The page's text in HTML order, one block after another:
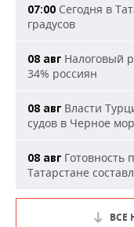
07:00 Сегодня в
градусов
08 авг Налоговый
34% россиян
08 авг Власти
судов в Черное
08 авг
Татарстане
ВСЕ